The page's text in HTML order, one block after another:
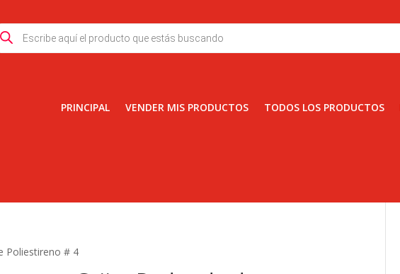
PRINCIPAL VENDER MIS PRODUCTOS TODOS LOS PRODUCTOS
Poliestireno # 4